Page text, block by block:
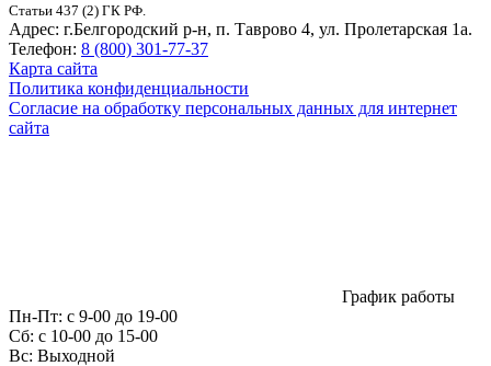
Статьи 437 (2) ГК РФ.
Адрес: г.Белгородский р-н, п. Таврово 4, ул. Пролетарская 1а.
Телефон: 8 (800) 301-77-37
Карта сайта
Политика конфиденциальности
Согласие на обработку персональных данных для интернет
сайта
График работы
Пн-Пт: с 9-00 до 19-00
Сб: c 10-00 до 15-00
Вс: Выходной